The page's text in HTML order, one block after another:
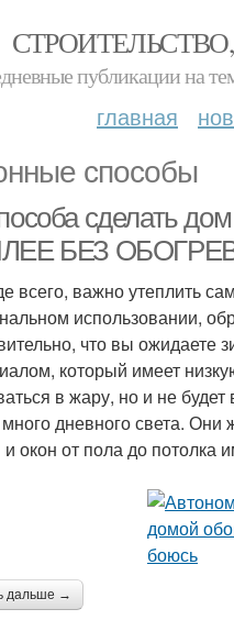
публикации на
главная
способы
сделать
БЕЗ
всего, важно утеплить
использовании,
что вы ожидаете
который имеет
в жару, но и не
дневного света. Они
окон от пола до потолка
дальше →